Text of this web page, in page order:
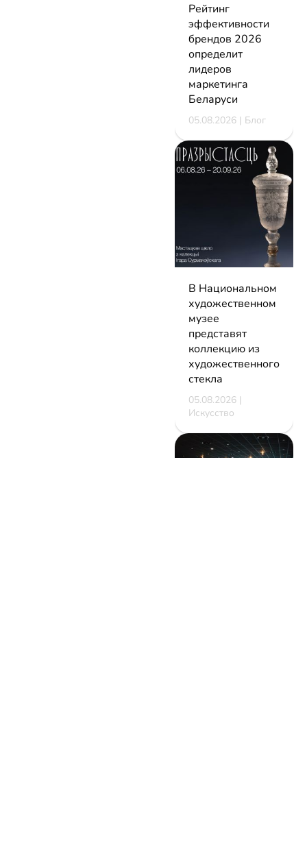
Рейтинг
эффективности
брендов 2026
определит
лидеров
маркетинга
Беларуси
05.08.2026 | Блог
В Национальном
художественном
музее
представят
коллекцию из
художественного
стекла
05.08.2026 |
Искусство